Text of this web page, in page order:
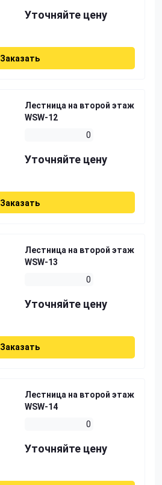
Уточняйте цену
Заказать
Лестница на второй этаж
WSW-12
0
Уточняйте цену
Заказать
Лестница на второй этаж
WSW-13
0
Уточняйте цену
Заказать
Лестница на второй этаж
WSW-14
0
Уточняйте цену